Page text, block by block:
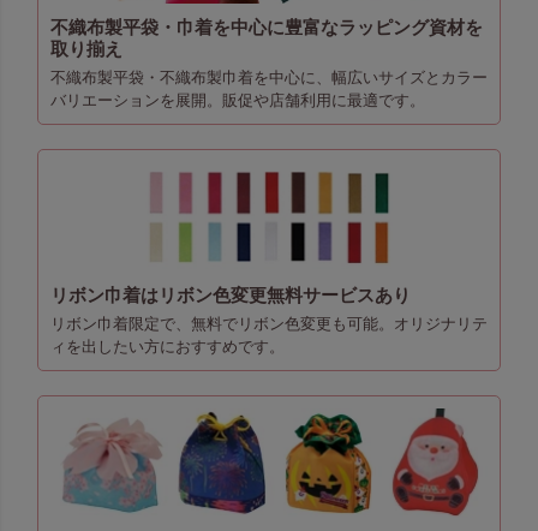
不織布製平袋・巾着を中心に豊富なラッピング資材を
取り揃え
不織布製平袋・不織布製巾着を中心に、幅広いサイズとカラー
バリエーションを展開。販促や店舗利用に最適です。
リボン巾着はリボン色変更無料サービスあり
リボン巾着限定で、無料でリボン色変更も可能。オリジナリテ
ィを出したい方におすすめです。